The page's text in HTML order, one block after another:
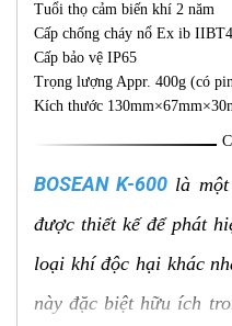
Tuổi thọ cảm biến khí 2 năm
Cấp chống cháy nổ Ex ib
Cấp bảo vệ IP65
Trọng lượng Appr. 400g (có
Kích thước
BOSEAN K-600là một
được thiết kế để phát
loại khí độc hại khác
này đặc biệt hữu ích